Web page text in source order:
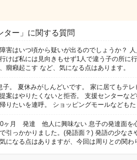
ター」に関する質問
害はいつ頃から疑いが出るのでしょうか？
けば私には見向きもせず1人で違う子の所に
癇癪起こす など、気になる点はあります。
子。 夏休みがしんどいです。 家に居てもテ
案はやりたくないと拒否。 支援センターな
りたいを連呼。 ショッピングモールなども
ヶ月 発達 他人に興味ない 息子の発達面を
引っかかりました。(発語面？) 発語の少なさ
になる点はありますが、今回は周りとの関